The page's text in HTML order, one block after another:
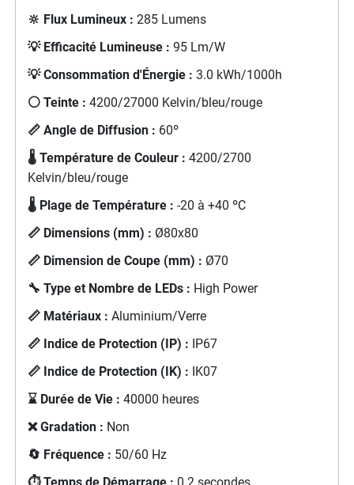
🔆 Flux Lumineux : 285 Lumens
💡 Efficacité Lumineuse : 95 Lm/W
💡 Consommation d'Énergie : 3.0 kWh/1000h
⚪ Teinte : 4200/27000 Kelvin/bleu/rouge
📏 Angle de Diffusion : 60º
🌡️ Température de Couleur : 4200/2700
Kelvin/bleu/rouge
🌡️ Plage de Température : -20 à +40 ºC
📏 Dimensions (mm) : Ø80x80
📏 Dimension de Coupe (mm) : Ø70
🔧 Type et Nombre de LEDs : High Power
📏 Matériaux : Aluminium/Verre
📏 Indice de Protection (IP) : IP67
📏 Indice de Protection (IK) : IK07
⌛ Durée de Vie : 40000 heures
❌ Gradation : Non
🔄 Fréquence : 50/60 Hz